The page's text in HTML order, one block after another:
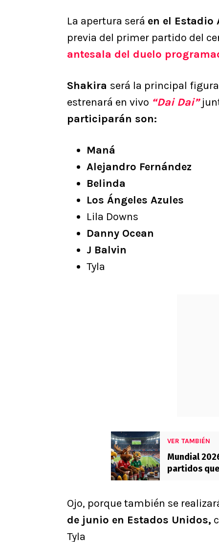
La apertura será en el Estadio
previa del primer partido del
antesala del duelo
Shakira será la principal
estrenará en vivo “Dai Dai”
participarán son:
Maná
Alejandro Fernández
Belinda
Los Ángeles Azules
Lila Downs
Danny Ocean
J Balvin
Tyla
VER TAMBIÉN
Mundial
partidos
Ojo, porque también se
de junio en Estados Unidos,
Tyla